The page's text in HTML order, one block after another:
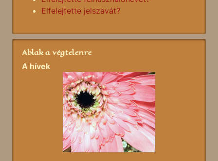
Elfelejtette jelszavát?
Ablak a végtelenre
A hívek